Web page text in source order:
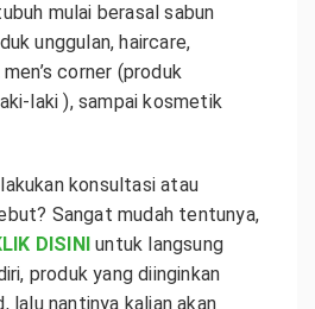
mulai berasal sabun
unggulan, haircare,
corner (produk
laki ), sampai kosmetik
konsultasi atau
Sangat mudah tentunya,
DISINI untuk langsung
produk yang diinginkan
lalu nantinya kalian akan